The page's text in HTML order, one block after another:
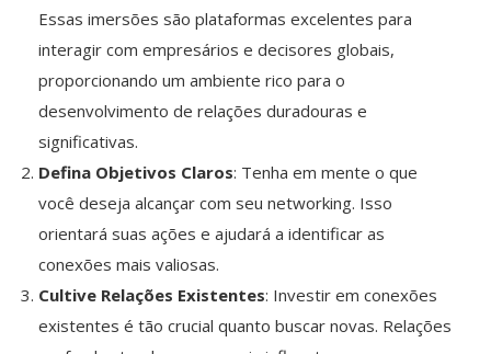
Essas imersões são plataformas excelentes para
interagir com empresários e decisores globais,
proporcionando um ambiente rico para o
desenvolvimento de relações duradouras e
significativas.
Defina Objetivos Claros: Tenha em mente o que
você deseja alcançar com seu networking. Isso
orientará suas ações e ajudará a identificar as
conexões mais valiosas.
Cultive Relações Existentes: Investir em conexões
existentes é tão crucial quanto buscar novas. Relações